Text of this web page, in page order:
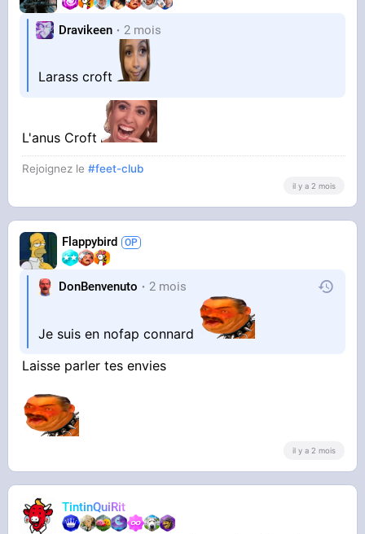
Dravikeen 2 mois
Larass croft
L'anus Croft
Rejoignez le#feet-club
il y a 2 mois
Flappybird
DonBenvenuto 2 mois
Je suis en nofap connard
Laisse parler tes envies
il y a 2 mois
TintinQuiRit